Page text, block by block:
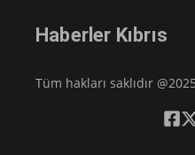
Haberler Kıbrıs
Tüm hakları saklıdır @2025